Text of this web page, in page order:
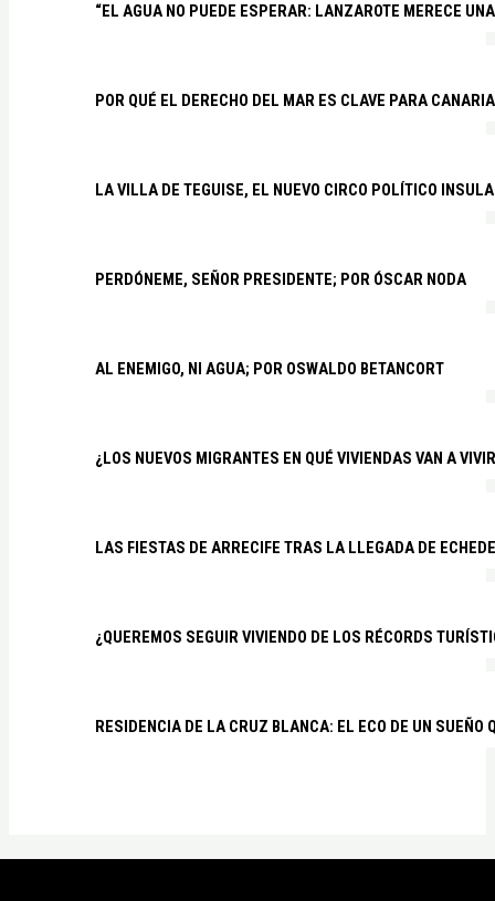
“EL AGUA NO PUEDE ESPERAR: LANZAROTE MERECE
POR QUÉ EL DERECHO DEL MAR ES CLAVE PARA
LA VILLA DE TEGUISE, EL NUEVO CIRCO POLÍTICO
PERDÓNEME, SEÑOR PRESIDENTE; POR ÓSCAR NODA
AL ENEMIGO, NI AGUA; POR OSWALDO BETANCORT
¿LOS NUEVOS MIGRANTES EN QUÉ VIVIENDAS VAN A
LAS FIESTAS DE ARRECIFE TRAS LA LLEGADA DE
¿QUEREMOS SEGUIR VIVIENDO DE LOS RÉCORDS
RESIDENCIA DE LA CRUZ BLANCA: EL ECO DE UN SUEÑO